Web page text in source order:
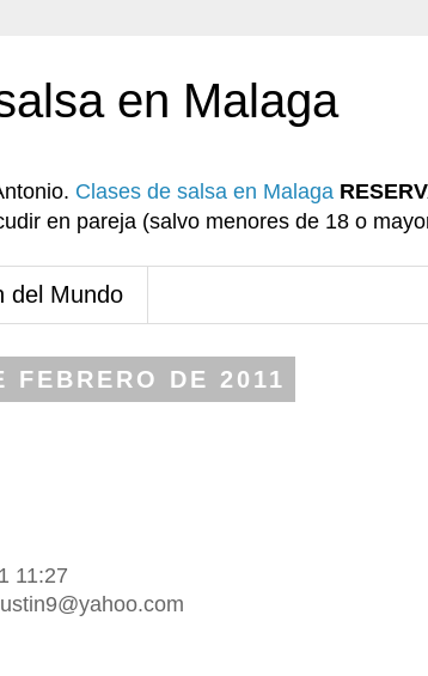
en Malaga
Clases de salsa en Malaga
en pareja (salvo menores de 18 o
del Mundo
FEBRERO DE 2011
11:27